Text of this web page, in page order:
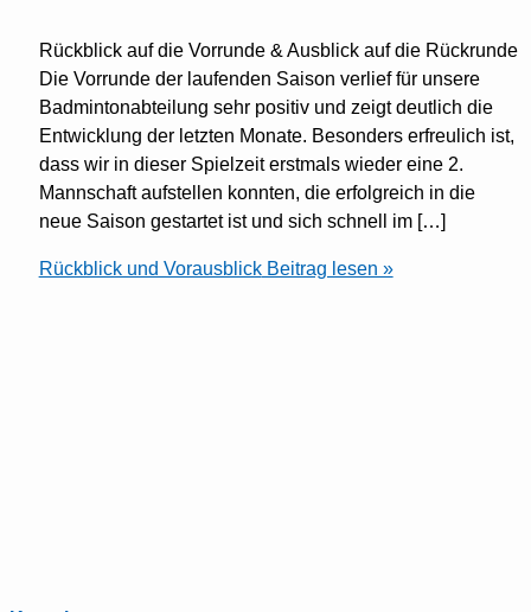
Rückblick auf die Vorrunde & Ausblick auf die Rückrunde
Die Vorrunde der laufenden Saison verlief für unsere
Badmintonabteilung sehr positiv und zeigt deutlich die
Entwicklung der letzten Monate. Besonders erfreulich ist,
dass wir in dieser Spielzeit erstmals wieder eine 2.
Mannschaft aufstellen konnten, die erfolgreich in die
neue Saison gestartet ist und sich schnell im […]
Rückblick und VorausblickBeitrag lesen »